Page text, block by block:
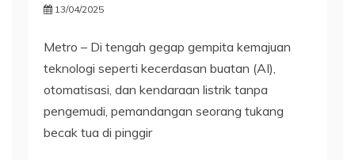
13/04/2025
Metro – Di tengah gegap gempita kemajuan
teknologi seperti kecerdasan buatan (AI),
otomatisasi, dan kendaraan listrik tanpa
pengemudi, pemandangan seorang tukang
becak tua di pinggir